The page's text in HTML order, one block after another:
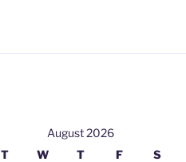
August 2026
T W T F S